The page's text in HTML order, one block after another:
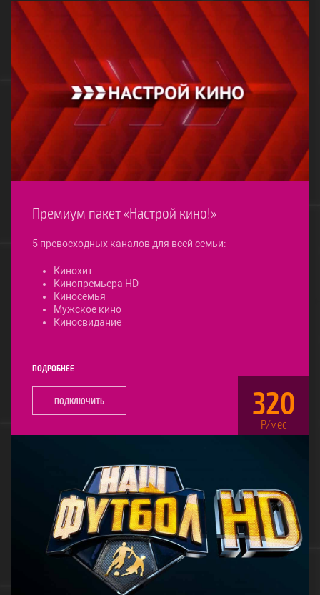
320
Премиум пакет «Настрой кино!»
5 превосходных каналов для всей семьи:
Кинохит
Кинопремьера HD
Киносемья
Мужское кино
Киносвидание
ПОДРОБНЕЕ
ПОДКЛЮЧИТЬ